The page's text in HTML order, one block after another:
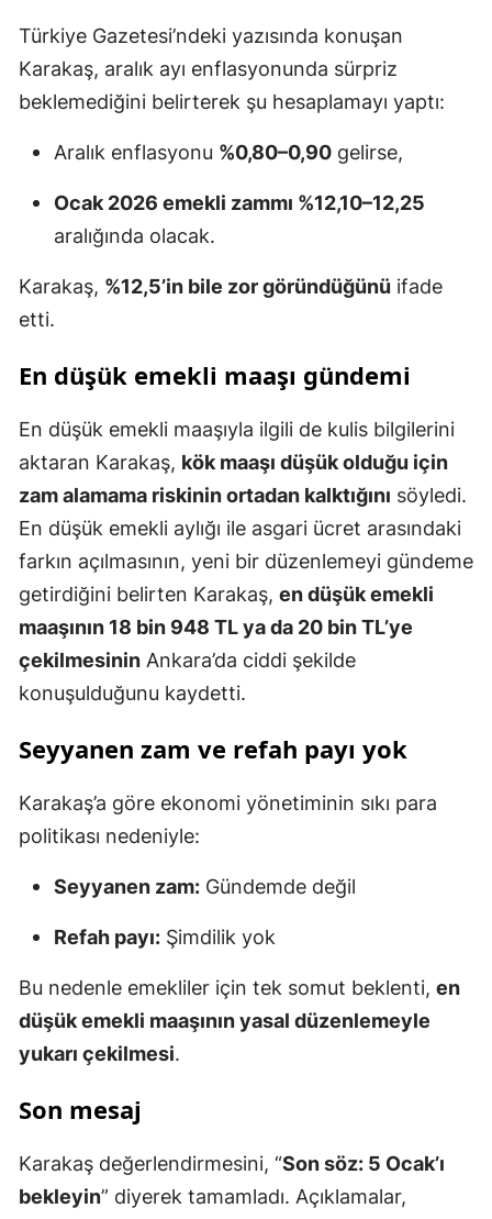
Türkiye Gazetesi’ndeki yazısında konuşan
Karakaş, aralık ayı enflasyonunda sürpriz
beklemediğini belirterek şu hesaplamayı yaptı:
Aralık enflasyonu %0,80–0,90 gelirse,
Ocak 2026 emekli zammı %12,10–12,25
aralığında olacak.
Karakaş, %12,5’in bile zor göründüğünü ifade
etti.
En düşük emekli maaşı gündemi
En düşük emekli maaşıyla ilgili de kulis bilgilerini
aktaran Karakaş, kök maaşı düşük olduğu için
zam alamama riskinin ortadan kalktığını söyledi.
En düşük emekli aylığı ile asgari ücret arasındaki
farkın açılmasının, yeni bir düzenlemeyi gündeme
getirdiğini belirten Karakaş, en düşük emekli
maaşının 18 bin 948 TL ya da 20 bin TL’ye
çekilmesinin Ankara’da ciddi şekilde
konuşulduğunu kaydetti.
Seyyanen zam ve refah payı yok
Karakaş’a göre ekonomi yönetiminin sıkı para
politikası nedeniyle:
Seyyanen zam: Gündemde değil
Refah payı: Şimdilik yok
Bu nedenle emekliler için tek somut beklenti, en
düşük emekli maaşının yasal düzenlemeyle
yukarı çekilmesi.
Son mesaj
Karakaş değerlendirmesini, “Son söz: 5 Ocak’ı
bekleyin” diyerek tamamladı. Açıklamalar,